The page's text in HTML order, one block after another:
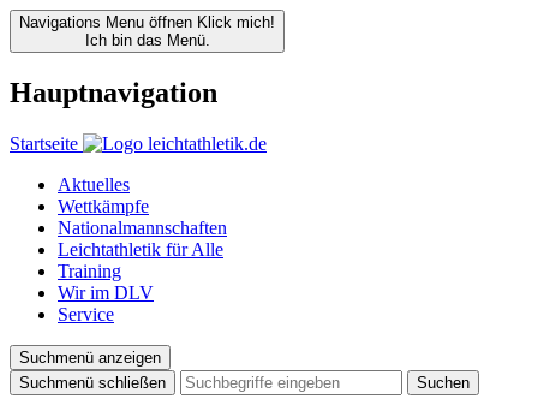
Navigations Menu öffnen Klick mich!
Ich bin das Menü.
Hauptnavigation
Startseite
Aktuelles
Wettkämpfe
Nationalmannschaften
Leichtathletik für Alle
Training
Wir im DLV
Service
Suchmenü anzeigen
Suchmenü schließen
Suchen